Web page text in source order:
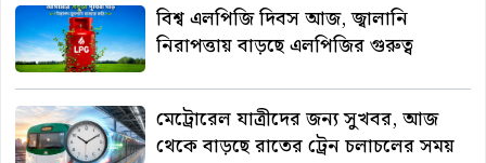
বিশ্ব এলপিজি দিবস আজ, জ্বালানি
নিরাপত্তায় বাড়ছে এলপিজির গুরুত্ব
মেট্রোরেল যাত্রীদের জন্য সুখবর, আজ
থেকে বাড়ছে রাতের ট্রেন চলাচলের সময়